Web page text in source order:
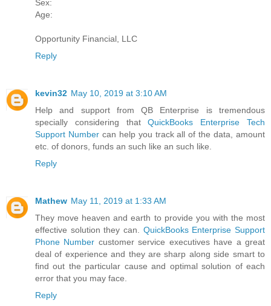
Sex:
Age:
Opportunity Financial, LLC
Reply
kevin32 May 10, 2019 at 3:10 AM
Help and support from QB Enterprise is tremendous
specially considering thatQuickBooks Enterprise Tech
Support Numbercan help you track all of the data, amount
etc. of donors, funds an such like an such like.
Reply
Mathew May 11, 2019 at 1:33 AM
They move heaven and earth to provide you with the most
effective solution they can. QuickBooks Enterprise Support
Phone Number customer service executives have a great
deal of experience and they are sharp along side smart to
find out the particular cause and optimal solution of each
error that you may face.
Reply